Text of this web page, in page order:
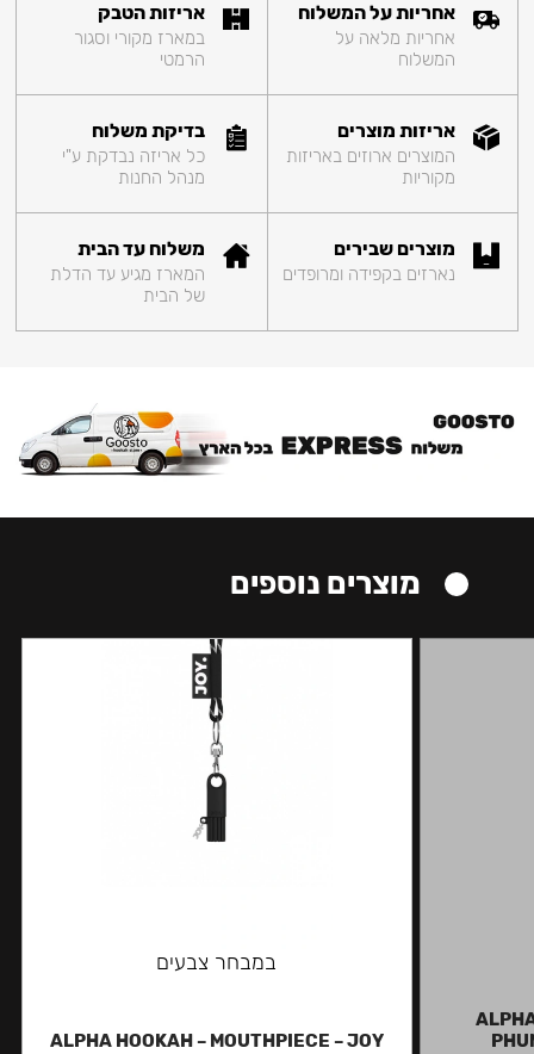
אחריות על המשלוח
אחריות מלאה על
המשלוח
אריזות הטבק
במארז מקורי וסגור
הרמטי
אריזות מוצרים
המוצרים ארוזים באריזות
מקוריות
בדיקת משלוח
כל אריזה נבדקת ע"י
מנהל החנות
מוצרים שבירים
נארזים בקפידה ומרופדים
משלוח עד הבית
המארז מגיע עד הדלת
של הבית
מוצרים נוספים
במבחר צבעים
ALPHA HOOKAH – MOUTHPIECE – JOY